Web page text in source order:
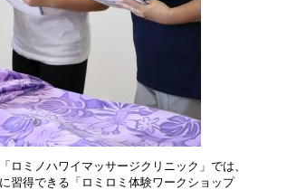
ミノハワイマッサージクリニック」では、
習得できる「ロミロミ体験ワークショップ